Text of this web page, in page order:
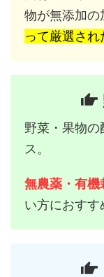
物が無添加の
って厳選され
野菜・果物
ス。
無農薬・有機
い方におすす